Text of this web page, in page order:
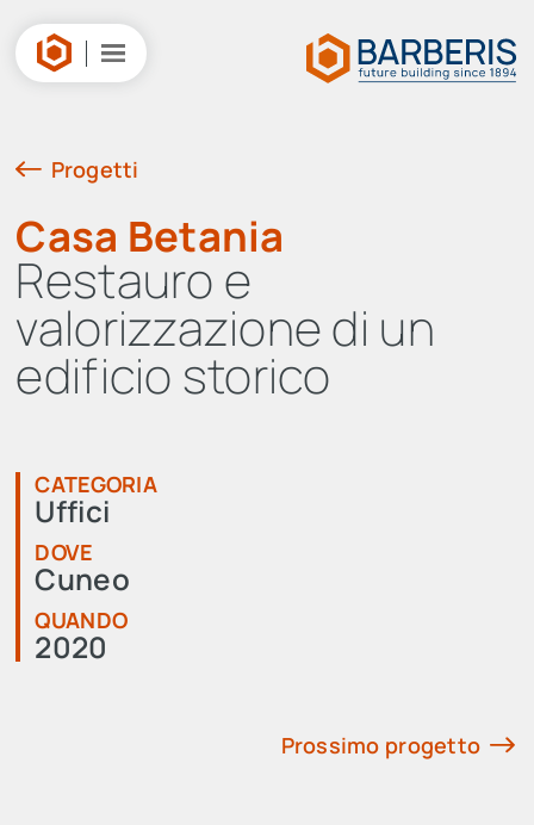
contenuto
Progetti
Casa Betania
Restauro e
valorizzazione di un
edificio storico
CATEGORIA
Uffici
DOVE
Cuneo
QUANDO
2020
Prossimo progetto